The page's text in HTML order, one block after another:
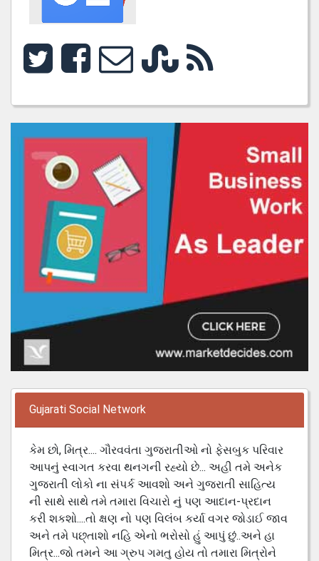
Gujarati Social Network
કેમ છો, મિત્ર.... ગૌરવવંતા ગુજરાતીઓ નો ફેસબુક પરિવાર
આપનું સ્વાગત કરવા થનગની રહ્યો છે... અહી તમે અનેક
ગુજરાતી લોકો ના સંપર્ક આવશો અને ગુજરાતી સાહિત્ય
ની સાથે સાથે તમે તમારા વિચારો નું પણ આદાન-પ્રદાન
કરી શકશો....તો ક્ષણ નો પણ વિલંબ કર્યા વગર જોડાઈ જાવ
અને તમે પછ્તાશો નહિ એનો ભરોસો હું આપું છું..અને હા
મિત્ર...જો તમને આ ગ્રુપ ગમતુ હોય તો તમારા મિત્રોને